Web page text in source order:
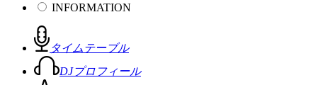
INFORMATION
タイムテーブル
DJプロフィール